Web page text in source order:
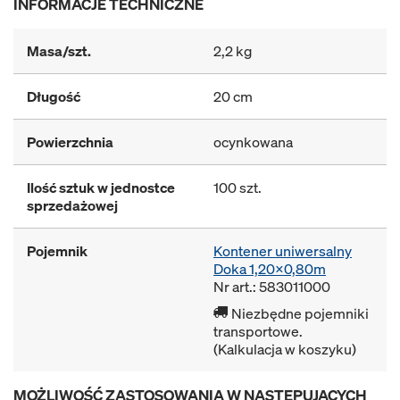
Masa/szt. 2,2 kg
Długość 20 cm
Powierzchnia ocynkowana
Ilość sztuk w jednostce
sprzedażowej
100 szt.
Pojemnik
Kontener uniwersalny
Doka 1,20x0,80m
Nr art.: 583011000
Niezbędne pojemniki
transportowe.
(Kalkulacja w koszyku)
MOŻLIWOŚĆ ZASTOSOWANIA W NASTĘPUJĄCYCH